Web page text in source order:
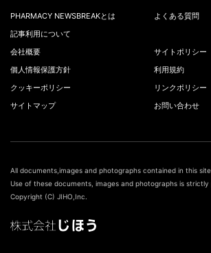
PHARMACY NEWSBREAKとは
よくある質問
記事利用について
会社概要
サイトポリシー
個人情報保護方針
利用規約
クッキーポリシー
リンクポリシー
サイトマップ
お問い合わせ
All documents,images and photographs contained in this
Use of these documents, images and photographs is strictly
Copyright (C) JIHO,Inc.